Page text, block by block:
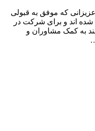
که موفق به قبولی
اند و برای شرکت در
به کمک مشاوران و